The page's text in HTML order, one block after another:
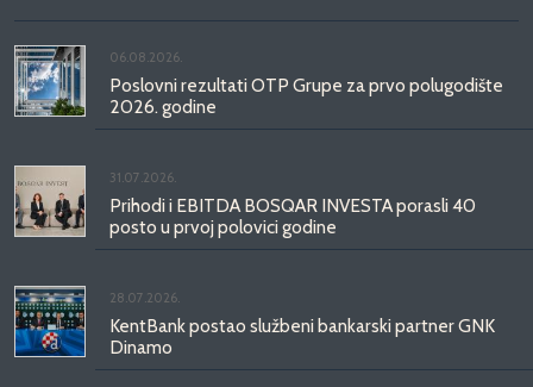
06.08.2026.
Poslovni rezultati OTP Grupe za prvo polugodište
2026. godine
31.07.2026.
Prihodi i EBITDA BOSQAR INVESTA porasli 40
posto u prvoj polovici godine
28.07.2026.
KentBank postao službeni bankarski partner GNK
Dinamo